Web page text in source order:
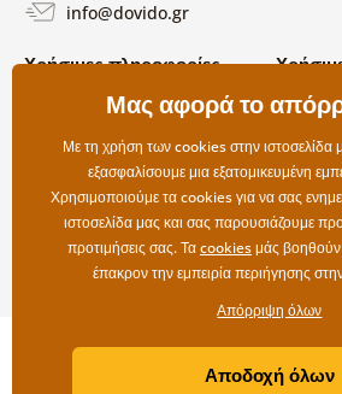
info@dovido.gr
Χρήσιμες πληροφορίες
Όροι χρήσης και επιστροφών
Επιλογές αποστολής και
πληρωμής
Επιστροφές
Σχετικά
Συχνές
Copyright ©2019 ©
Litvanyi.sk| Το e-shop
Μας αφορά το
Με τη χρήση των cookies στην
εξασφαλίσουμε μια εξατομικευμένη
Χρησιμοποιούμε τα cookies για να σας
ιστοσελίδα μας και σας παρουσιάζουμε
προτιμήσεις σας. Ταcookiesμάς βοηθούν
έπακρον την εμπειρία περιήγησης
Απόρριψη όλων
Αποδοχή όλων